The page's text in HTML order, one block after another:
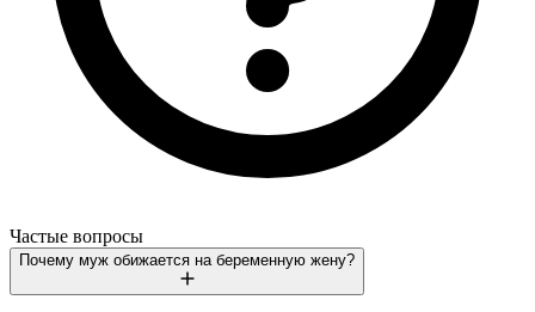
Частые вопросы
Почему муж обижается на беременную жену?